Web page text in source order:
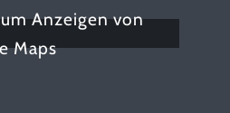
Anzeigen von
Maps